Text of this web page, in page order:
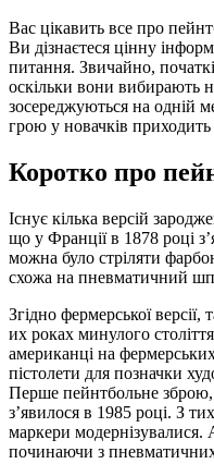
Вас цікавить все про
Ви дізнаєтеся цінну
питання. Звичайно,
оскільки вони вибирають
зосереджуються на одній
грою у новачків
Коротко про
Існує кілька версій
що у Франції в 1878 році
можна було стріляти
схожа на пневматичний
Згідно фермерської
их роках минулого
американці на
пістолети для позначки
Перше пейнтбольне
з’явилося в 1985 році. З
маркери модернізувалися.
починаючи з